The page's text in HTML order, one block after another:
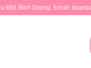
Một, Bình Dương. Email: